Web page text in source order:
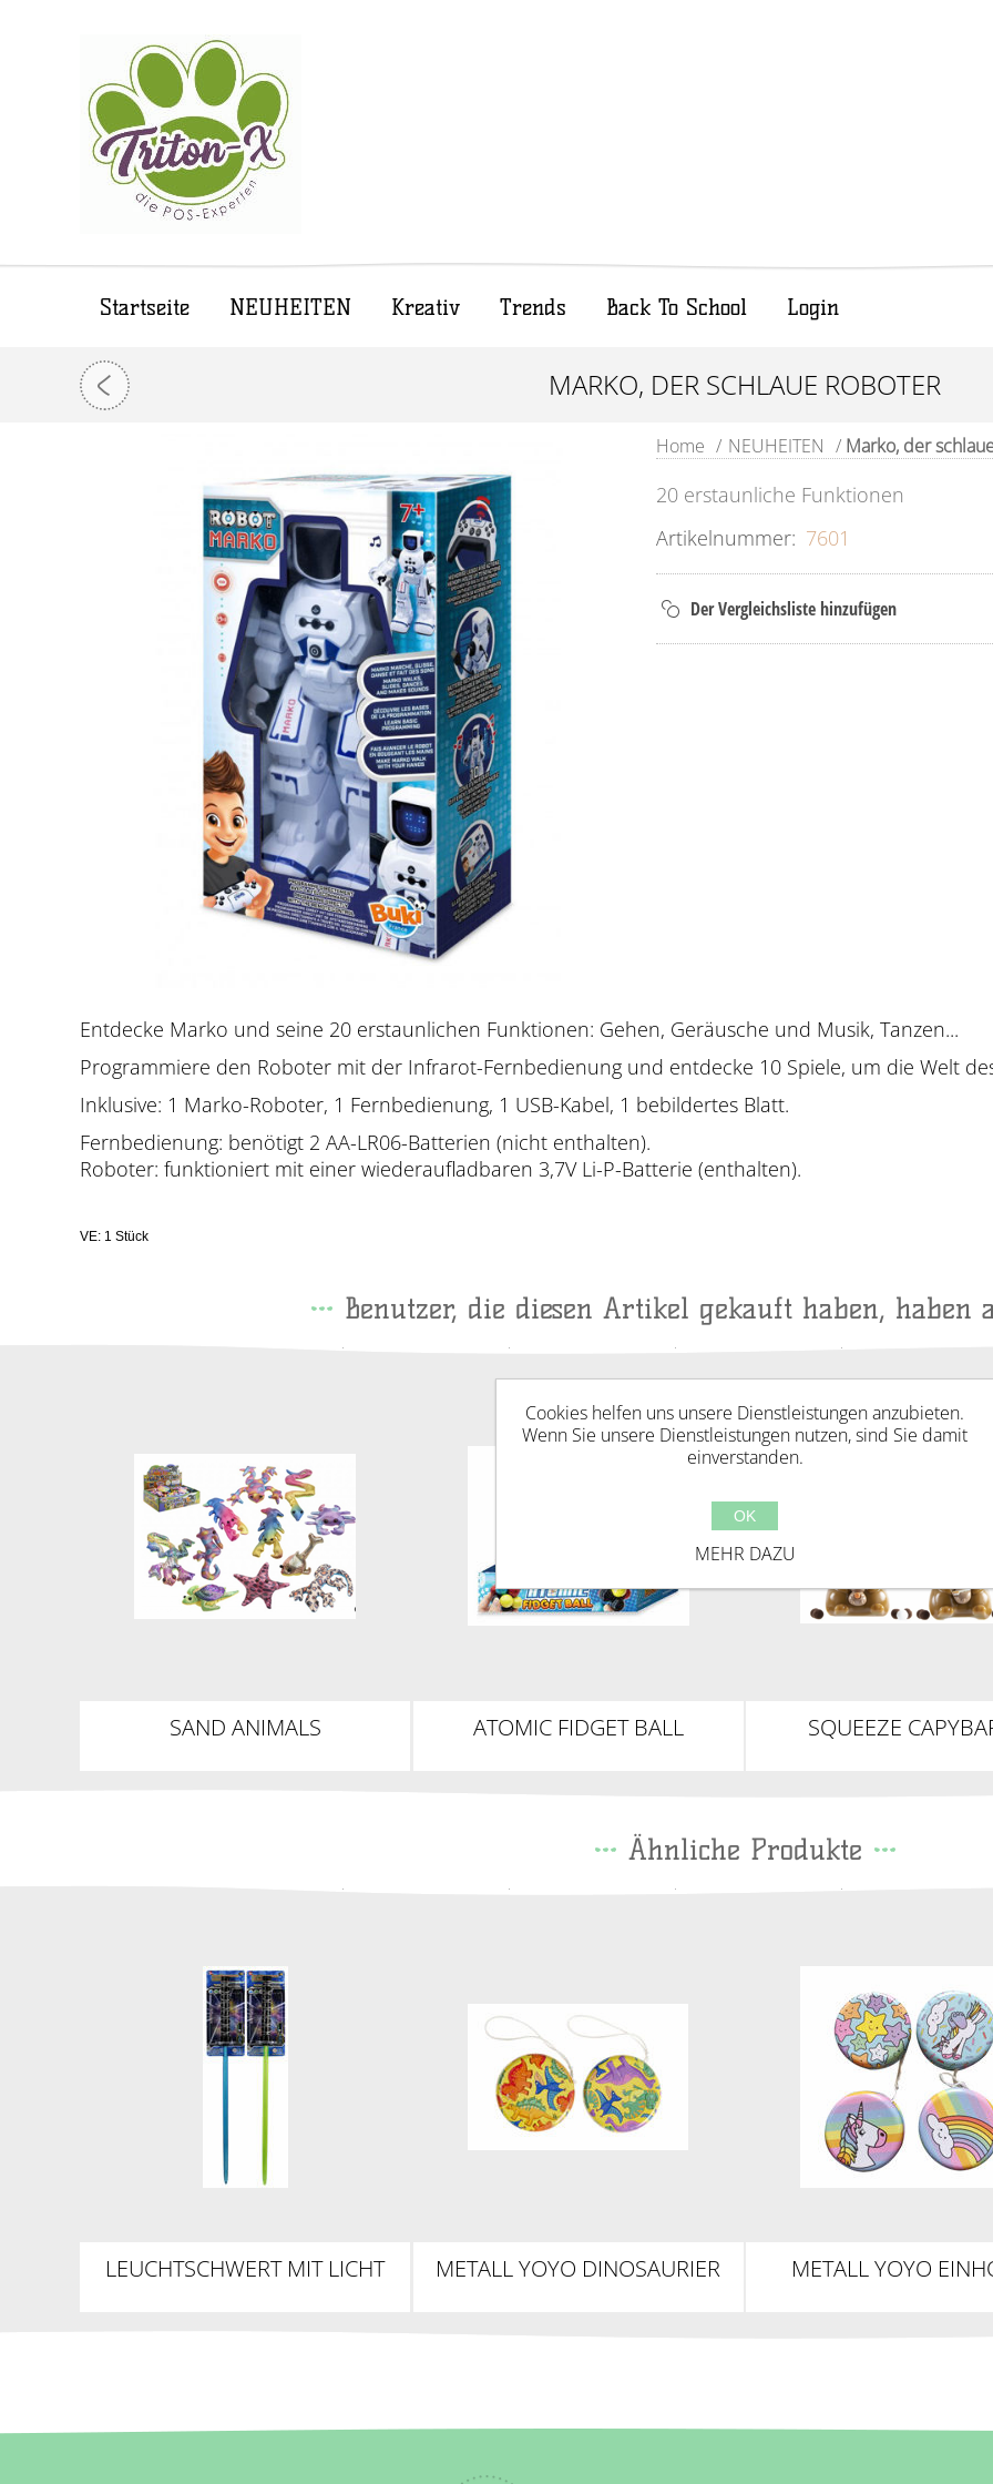
Startseite NEUHEITEN Kreativ Trends Back To School Login
MARKO, DER SCHLAUE ROBOTER
Home / NEUHEITEN / Marko, der
20 erstaunliche Funktionen
Artikelnummer: 7601
Entdecke Marko und seine 20 erstaunlichen Funktionen: Gehen, Geräusche und Musik, Tanzen...
Programmiere den Roboter mit der Infrarot-Fernbedienung und entdecke 10 Spiele, um die Welt
Inklusive: 1 Marko-Roboter, 1 Fernbedienung, 1 USB-Kabel, 1 bebildertes Blatt.
Fernbedienung: benötigt 2 AA-LR06-Batterien (nicht enthalten).
Roboter: funktioniert mit einer wiederaufladbaren 3,7V Li-P-Batterie (enthalten).
VE: 1 Stück
Benutzer, die diesen Artikel gekauft haben, haben
SAND ANIMALS ATOMIC FIDGET BALL SQUEEZE
Ähnliche Produkte
LEUCHTSCHWERT MIT LICHT
METALL YOYO DINOSAURIER METALL YOYO
Cookies helfen uns unsere Dienstleistungen anzubieten.
Wenn Sie unsere Dienstleistungen nutzen, sind Sie damit
einverstanden.
OK
MEHR DAZU